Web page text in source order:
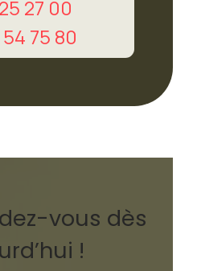
27 00
75 80
vous dès
!